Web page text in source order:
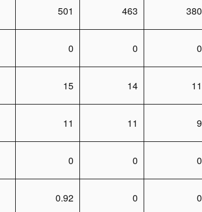
501 463 380
0 0 0
15 14 11
11 11 9
0 0 0
0.92 0 0